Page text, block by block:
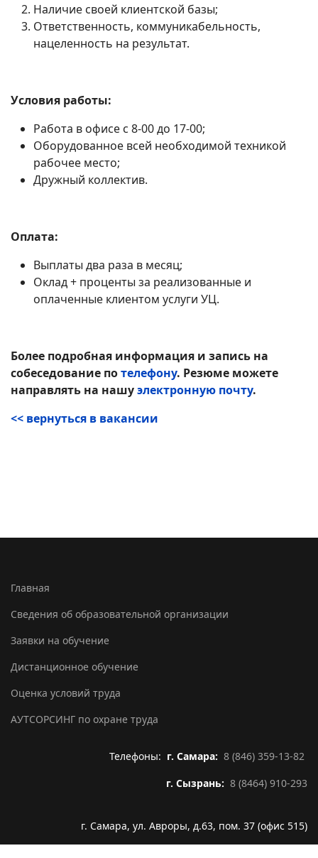
Наличие своей клиентской базы;
Ответственность, коммуникабельность,
нацеленность на результат.
Условия работы:
Работа в офисе с 8-00 до 17-00;
Оборудованное всей необходимой техникой
рабочее место;
Дружный коллектив.
Оплата:
Выплаты два раза в месяц;
Оклад + проценты за реализованные и
оплаченные клиентом услуги УЦ.
Более подробная информация и запись на
собеседование потелефону. Резюме можете
направлять на нашуэлектронную почту.
<< вернуться в вакансии
Главная
Сведения об образовательной организации
Заявки на обучение
Дистанционное обучение
Оценка условий труда
АУТСОРСИНГ по охране труда
Телефоны: г. Самара: 8 (846) 359-13-82
г. Сызрань: 8 (8464) 910-293
г. Самара, ул. Авроры, д.63, пом. 37 (офис 515)